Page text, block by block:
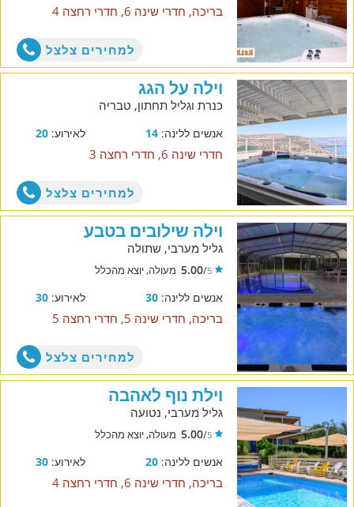
בריכה, חדרי שינה 6, חדרי רחצה 4
למחירים צלצל
וילה על הגג
כנרת וגליל תחתון, טבריה
אנשים ללינה:14 לאירוע:20
חדרי שינה 6, חדרי רחצה 3
למחירים צלצל
וילה שילובים בטבע
גליל מערבי, שתולה
5
/
5.00 מעולה, יוצא מהכלל
אנשים ללינה:30 לאירוע:30
בריכה, חדרי שינה 5, חדרי רחצה 5
למחירים צלצל
וילת נוף לאהבה
גליל מערבי, נטועה
5
/
5.00 מעולה, יוצא מהכלל
אנשים ללינה:20 לאירוע:30
בריכה, חדרי שינה 6, חדרי רחצה 4